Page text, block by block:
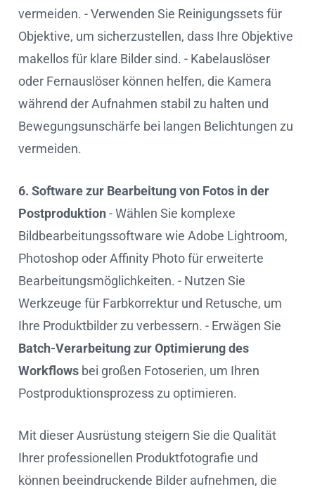
vermeiden. - Verwenden Sie Reinigungssets für
Objektive, um sicherzustellen, dass Ihre Objektive
makellos für klare Bilder sind. - Kabelauslöser
oder Fernauslöser können helfen, die Kamera
während der Aufnahmen stabil zu halten und
Bewegungsunschärfe bei langen Belichtungen zu
vermeiden.
6. Software zur Bearbeitung von Fotos in der
Postproduktion- Wählen Sie komplexe
Bildbearbeitungssoftware wie Adobe Lightroom,
Photoshop oder Affinity Photo für erweiterte
Bearbeitungsmöglichkeiten. - Nutzen Sie
Werkzeuge für Farbkorrektur und Retusche, um
Ihre Produktbilder zu verbessern. - Erwägen Sie
Batch-Verarbeitung zur Optimierung des
Workflows bei großen Fotoserien, um Ihren
Postproduktionsprozess zu optimieren.
Mit dieser Ausrüstung steigern Sie die Qualität
Ihrer professionellen Produktfotografie und
können beeindruckende Bilder aufnehmen, die